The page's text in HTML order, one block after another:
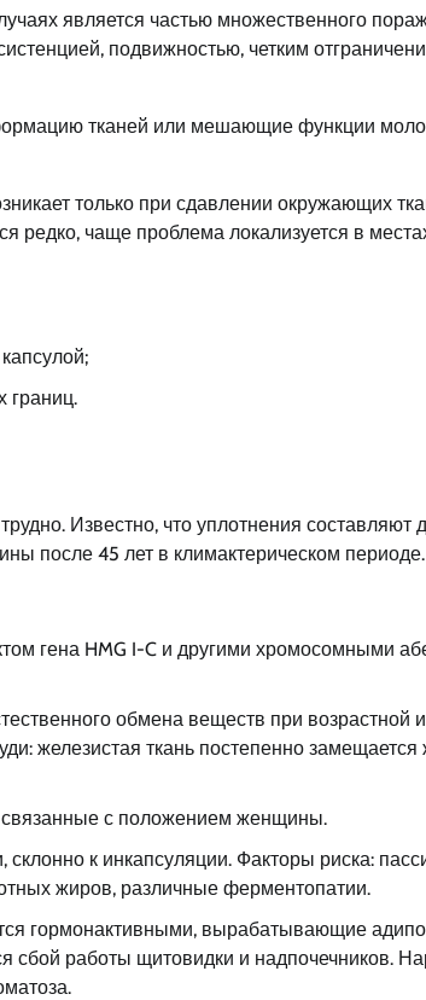
является частью множественного
подвижностью, четким
тканей или мешающие функции
только при сдавлении окружающих
редко, чаще проблема локализуется в
границ.
Известно, что уплотнения составляют
после 45 лет в климактерическом периоде.
гена HMG I-C и другими хромосомными
обмена веществ при возрастной
железистая ткань постепенно
с положением женщины.
к инкапсуляции. Факторы риска:
жиров, различные ферментопатии.
гормонактивными, вырабатывающие
сбой работы щитовидки и надпочечников.